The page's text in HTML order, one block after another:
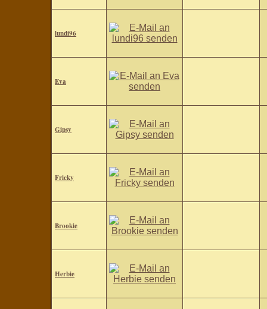
lundi96
Eva
Gipsy
Fricky
Brookie
Herbie